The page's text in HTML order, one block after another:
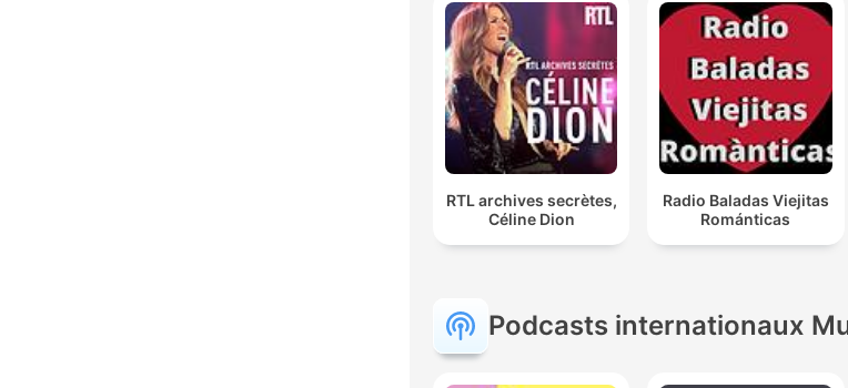
Apprendre à Chanter
Compte
RTL archives secrètes,
Céline Dion
Radio Baladas Viejitas
Románticas
Podcasts internationaux